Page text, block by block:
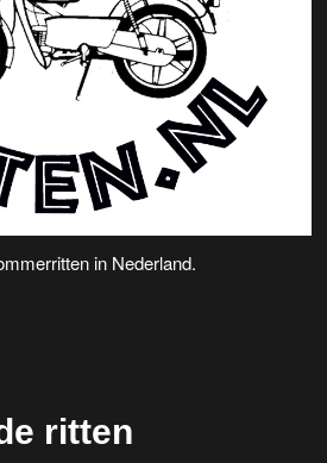
in Nederland.
ritten